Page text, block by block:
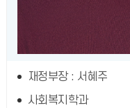
재정부장 : 서혜주
사회복지학과